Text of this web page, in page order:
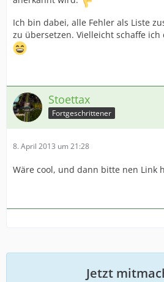
Ich bin dabei, alle Fehler als Liste
zu übersetzen. Vielleicht schaffe ich
Stoettax
Fortgeschrittener
8. April 2013 um 21:28
Wäre cool, und dann bitte nen Link
Jetzt